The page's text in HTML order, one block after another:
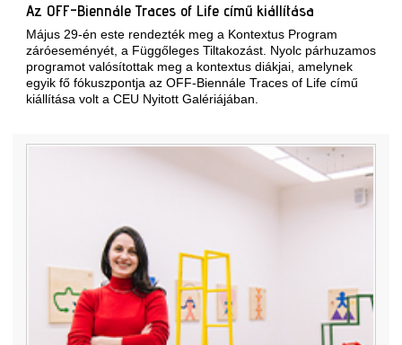
Az OFF-Biennále Traces of Life című kiállítása
Május 29-én este rendezték meg a Kontextus Program
záróeseményét, a Függőleges Tiltakozást. Nyolc párhuzamos
programot valósítottak meg a kontextus diákjai, amelynek
egyik fő fókuszpontja az OFF-Biennále Traces of Life című
kiállítása volt a CEU Nyitott Galériájában.